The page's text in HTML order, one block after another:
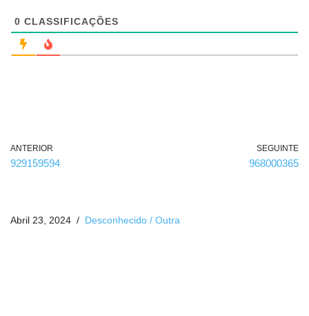
a
ó
0 CLASSIFICAÇÕES
ANTERIOR
929159594
SEGUINTE
968000365
Abril 23, 2024 Desconhecido / Outra